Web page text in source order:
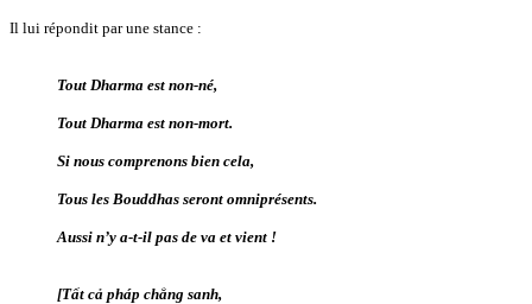
Il lui répondit par une stance :
Tout Dharma est non-né,
Tout Dharma est non-mort.
Si nous comprenons bien cela,
Tous les Bouddhas seront omniprésents.
Aussi n’y a-t-il pas de va et vient !
[Tất cả pháp chẳng sanh,